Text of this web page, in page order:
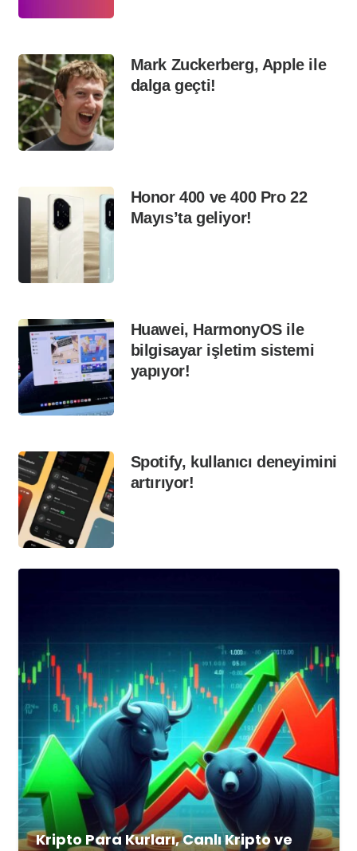
Mark Zuckerberg, Apple ile
dalga geçti!
Honor 400 ve 400 Pro 22
Mayıs’ta geliyor!
Huawei, HarmonyOS ile
bilgisayar işletim sistemi
yapıyor!
Spotify, kullanıcı deneyimini
artırıyor!
Kripto Para Kurları, Canlı Kripto ve